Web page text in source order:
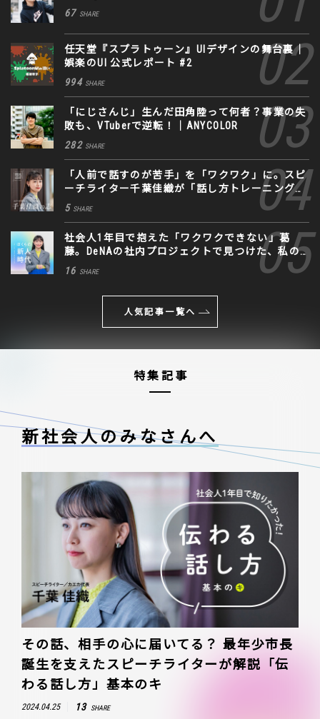
67 SHARE
任天堂『スプラトゥーン』UIデザインの舞台裏｜
娯楽のUI 公式レポート #2
994 SHARE
「にじさんじ」生んだ田角陸って何者？事業の失
敗も、VTuberで逆転！｜ANYCOLOR
282 SHARE
「人前で話すのが苦手」を「ワクワク」に。スピ
ーチライター千葉佳織が「話し方トレーニング」
に込めた思い
5 SHARE
社会人1年目で抱えた「ワクワクできない」葛
藤。DeNAの社内プロジェクトで見つけた、私の
生きる道
16 SHARE
人気記事一覧へ
特集記事
新社会人のみなさんへ
その話、相手の心に届いてる？ 最年少市長
誕生を支えたスピーチライターが解説「伝
わる話し方」基本のキ
2024.04.25 13 SHARE